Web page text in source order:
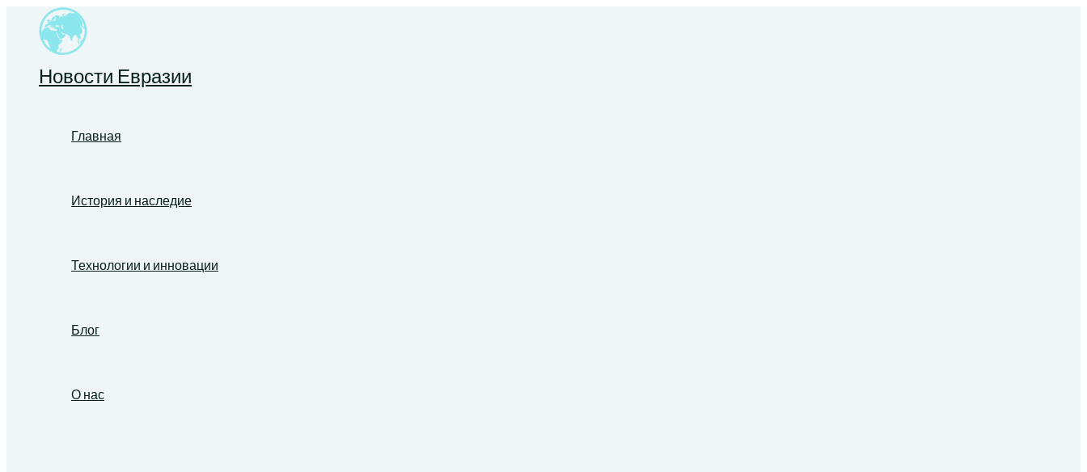
Перейти
содержимому
Новости Евразии
Главная
История и наследие
Технологии и инновации
Блог
О нас